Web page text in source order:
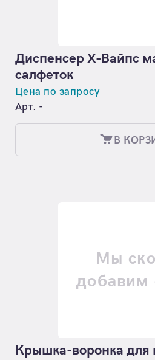
Диспенсер Х-Вайпс
салфеток
Цена по запросу
Арт. -
В
Мы
добавим
Крышка-воронка для